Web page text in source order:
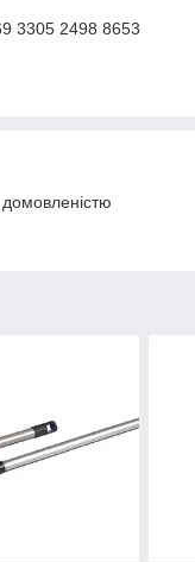
3305 2498 8653